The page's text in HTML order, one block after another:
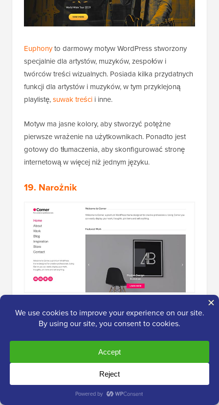
Euphonyto darmowy motyw WordPress stworzony
specjalnie dla artystów, muzyków, zespołów i
twórców treści wizualnych. Posiada kilka przydatnych
funkcji dla artystów i muzyków, w tym przyklejoną
playlistę,suwak treści i inne.
Motyw ma jasne kolory, aby stworzyć potężne
pierwsze wrażenie na użytkownikach. Ponadto jest
gotowy do tłumaczenia, aby skonfigurować stronę
internetową w więcej niż jednym języku.
19. Narożnik
Cornerto elegancki motyw WordPress z układem
dwukolumnowym. Posiada menu nawigacyjne, ikony
mediów społecznościowych, krótki opis w lewym
pasku bocznym oraz treść i wyróżnione prace po
prawej stronie ekranu.
minimalistycznyukład, dzięki czemu